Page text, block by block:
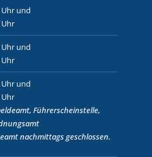
Uhr und
Uhr
Uhr und
Uhr
Uhr und
Uhr
Führerscheinstelle,
nachmittags geschlossen.